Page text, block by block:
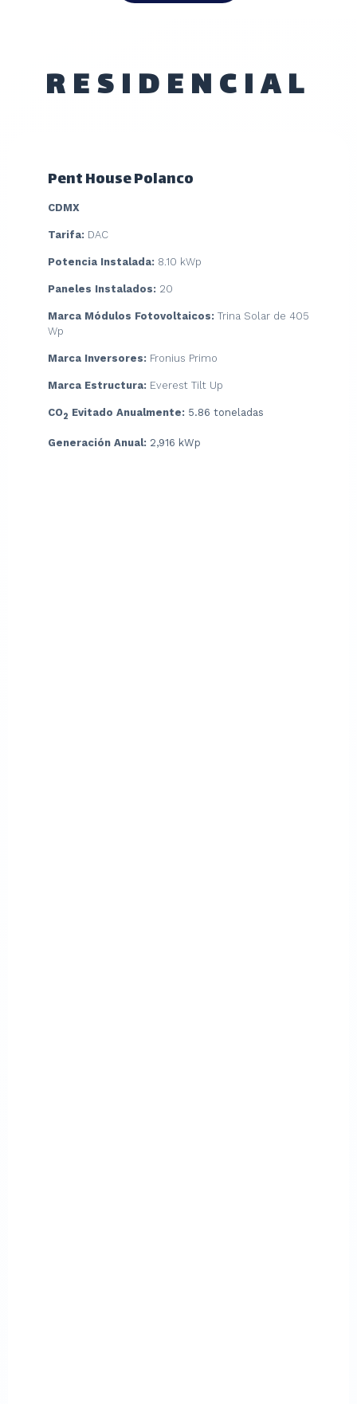
RESIDENCIAL
Pent House Polanco
CDMX
Tarifa: DAC
Potencia Instalada: 8.10 kWp
Paneles Instalados: 20
Marca Módulos Fotovoltaicos: Trina Solar de 405
Wp
Marca Inversores: Fronius Primo
Marca Estructura: Everest Tilt Up
CO2 Evitado Anualmente: 5.86 toneladas
Generación Anual: 2,916 kWp